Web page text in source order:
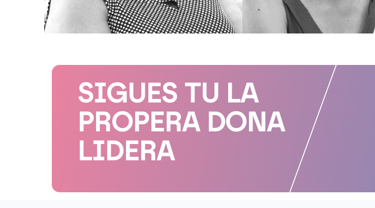
SIGUES TU LA
PROPERA DONA
LIDERA